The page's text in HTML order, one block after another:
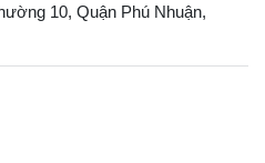
10, Quận Phú Nhuận,